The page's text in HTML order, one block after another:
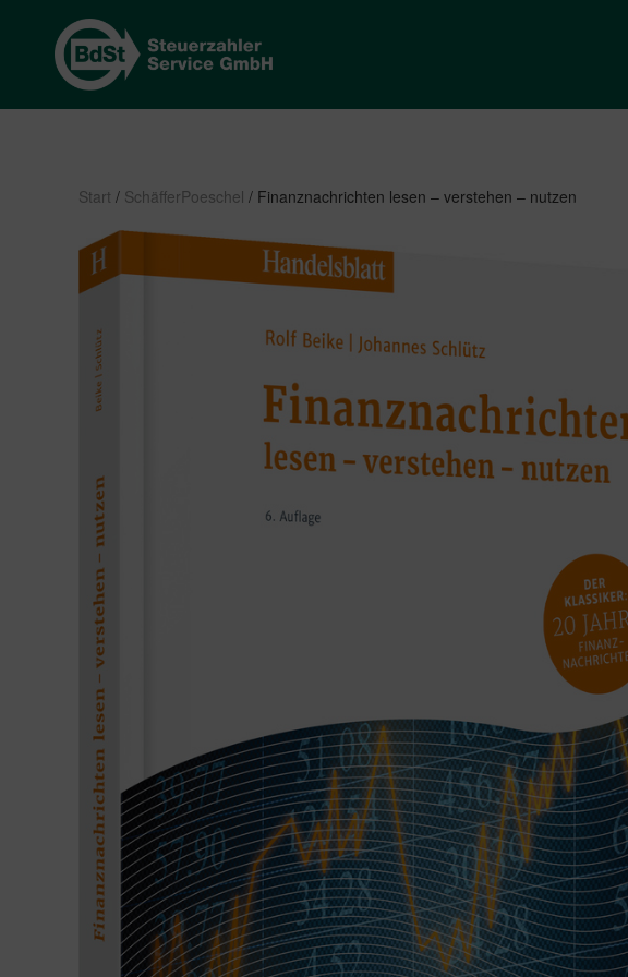
Start / SchäfferPoeschel / Finanznachrichten lesen – verstehen – nutzen